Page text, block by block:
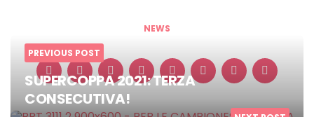
NEWS
PREVIOUS POST
SUPERCOPPA 2021: TERZA
CONSECUTIVA!